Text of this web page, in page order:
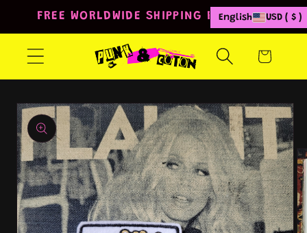
Skip to
FREE WORLDWIDE SHIPPING FROM 80€
Cart
Skip to
product
information
English USD ( $ )